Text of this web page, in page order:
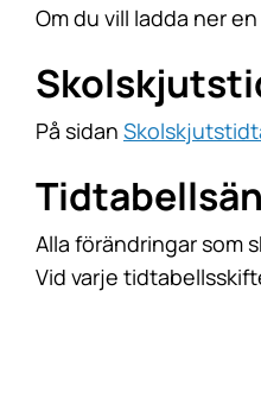
Om du vill ladda ner
På sidan
Alla förändringar som
Vid varje